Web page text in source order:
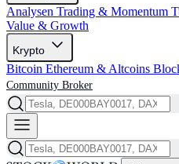
Analysen Trading & Momentum
Value & Growth
Krypto
Bitcoin Ethereum & Altcoins
Community Broker